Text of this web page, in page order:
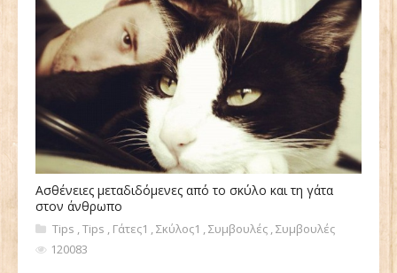
Ασθένειες μεταδιδόμενες από το σκύλο και τη γάτα
στον άνθρωπο
Tips ,Tips , Γάτες1 ,Σκύλος1 ,Συμβουλές ,Συμβουλές
120083